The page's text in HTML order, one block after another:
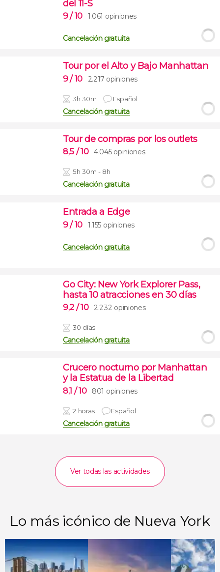
del 11-S
9/ 10 1.061 opiniones
Cancelación gratuita
Tour por el Alto y Bajo Manhattan
9/ 10 2.217 opiniones
3h 30m Español
Cancelación gratuita
Tour de compras por los outlets
8,5 / 10 4.045 opiniones
5h 30m - 8h
Cancelación gratuita
Entrada a Edge
9/ 10 1.155 opiniones
Cancelación gratuita
Go City: New York Explorer Pass,
hasta 10 atracciones en 30 días
9,2 / 10 2.232 opiniones
30 días
Cancelación gratuita
Crucero nocturno por Manhattan
y la Estatua de la Libertad
8,1 / 10 801 opiniones
2 horas Español
Cancelación gratuita
Ver todas las actividades
Lo más icónico de Nueva York